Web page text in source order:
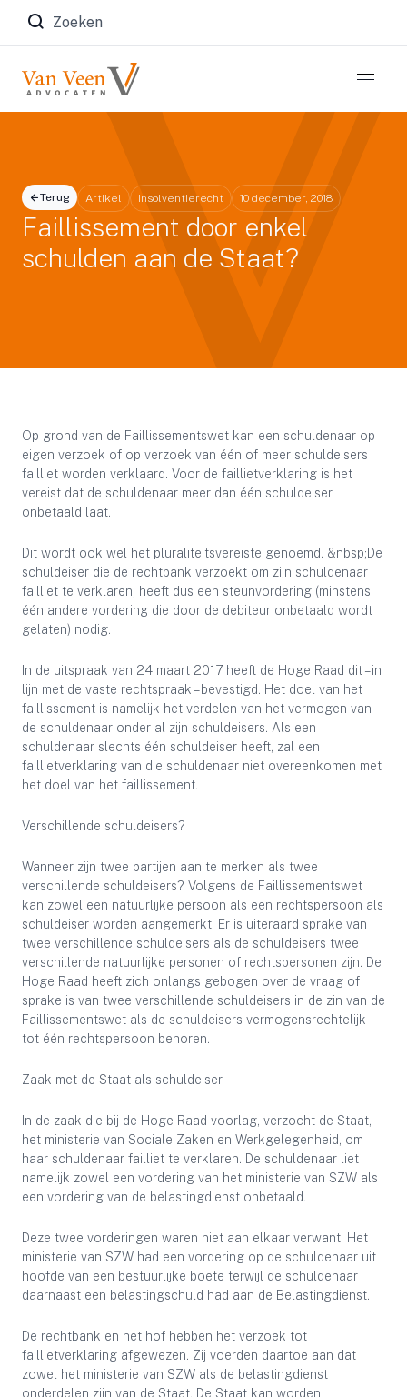
Zoeken naar:
Terug Artikel Insolventierecht 10 december, 2018
Faillissement door enkel
schulden aan de Staat?
Op grond van de Faillissementswet kan een schuldenaar op
eigen verzoek of op verzoek van één of meer schuldeisers
failliet worden verklaard. Voor de faillietverklaring is het
vereist dat de schuldenaar meer dan één schuldeiser
onbetaald laat.
Dit wordt ook wel het pluraliteitsvereiste genoemd. &nbsp;De
schuldeiser die de rechtbank verzoekt om zijn schuldenaar
failliet te verklaren, heeft dus een steunvordering (minstens
één andere vordering die door de debiteur onbetaald wordt
gelaten) nodig.
In de uitspraak van 24 maart 2017 heeft de Hoge Raad dit – in
lijn met de vaste rechtspraak – bevestigd. Het doel van het
faillissement is namelijk het verdelen van het vermogen van
de schuldenaar onder al zijn schuldeisers. Als een
schuldenaar slechts één schuldeiser heeft, zal een
faillietverklaring van die schuldenaar niet overeenkomen met
het doel van het faillissement.
Verschillende schuldeisers?
Wanneer zijn twee partijen aan te merken als twee
verschillende schuldeisers? Volgens de Faillissementswet
kan zowel een natuurlijke persoon als een rechtspersoon als
schuldeiser worden aangemerkt. Er is uiteraard sprake van
twee verschillende schuldeisers als de schuldeisers twee
verschillende natuurlijke personen of rechtspersonen zijn. De
Hoge Raad heeft zich onlangs gebogen over de vraag of
sprake is van twee verschillende schuldeisers in de zin van de
Faillissementswet als de schuldeisers vermogensrechtelijk
tot één rechtspersoon behoren.
Zaak met de Staat als schuldeiser
In de zaak die bij de Hoge Raad voorlag, verzocht de Staat,
het ministerie van Sociale Zaken en Werkgelegenheid, om
haar schuldenaar failliet te verklaren. De schuldenaar liet
namelijk zowel een vordering van het ministerie van SZW als
een vordering van de belastingdienst onbetaald.
Deze twee vorderingen waren niet aan elkaar verwant. Het
ministerie van SZW had een vordering op de schuldenaar uit
hoofde van een bestuurlijke boete terwijl de schuldenaar
daarnaast een belastingschuld had aan de Belastingdienst.
De rechtbank en het hof hebben het verzoek tot
faillietverklaring afgewezen. Zij voerden daartoe aan dat
zowel het ministerie van SZW als de belastingdienst
onderdelen zijn van de Staat. De Staat kan worden